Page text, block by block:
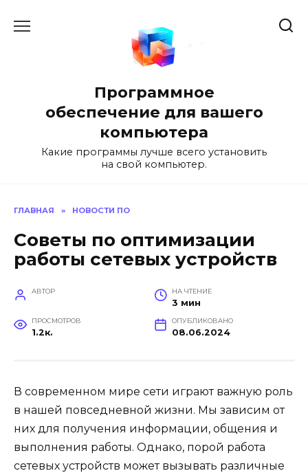
Программное
обеспечение для вашего
компьютера
Какие программы лучше всего установить
на свой компьютер.
ГЛАВНАЯ » НОВОСТИ ПО
Советы по оптимизации
работы сетевых устройств
АВТОР НА ЧТЕНИЕ
3 мин
ПРОСМОТРОВ
1.2к.
ОПУБЛИКОВАНО
08.06.2024
В современном мире сети играют важную роль
в нашей повседневной жизни. Мы зависим от
них для получения информации, общения и
выполнения работы. Однако, порой работа
сетевых устройств может вызывать различные